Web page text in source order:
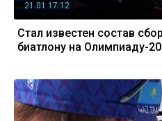
21.01 17:12
Стал известен состав
биатлону на Олимпиаду-